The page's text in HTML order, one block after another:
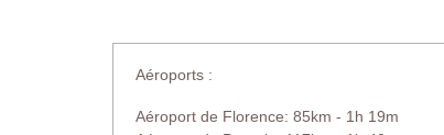
Aéroports :
Aéroport de Florence: 85km - 1h 19m